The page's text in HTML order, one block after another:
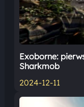
Exoborne:
Sharkmob
2024-12-11